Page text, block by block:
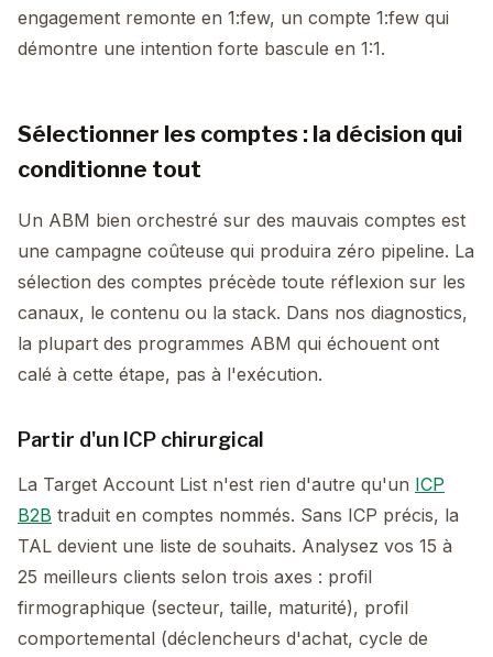
engagement remonte en 1:few, un compte 1:few qui
démontre une intention forte bascule en 1:1.
Sélectionner les comptes : la décision qui
conditionne tout
Un ABM bien orchestré sur des mauvais comptes est
une campagne coûteuse qui produira zéro pipeline. La
sélection des comptes précède toute réflexion sur les
canaux, le contenu ou la stack. Dans nos diagnostics,
la plupart des programmes ABM qui échouent ont
calé à cette étape, pas à l'exécution.
Partir d'un ICP chirurgical
La Target Account List n'est rien d'autre qu'un ICP
B2B traduit en comptes nommés. Sans ICP précis, la
TAL devient une liste de souhaits. Analysez vos 15 à
25 meilleurs clients selon trois axes : profil
firmographique (secteur, taille, maturité), profil
comportemental (déclencheurs d'achat, cycle de